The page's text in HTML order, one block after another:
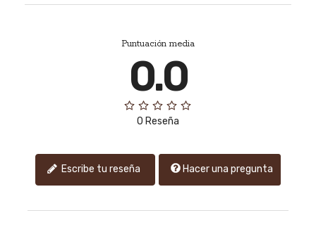
Puntuación media
0.0
0 Reseña
Escribe tu reseña Hacer una pregunta